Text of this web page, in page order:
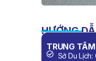
HƯỚNG
TRUNG
Sở Du